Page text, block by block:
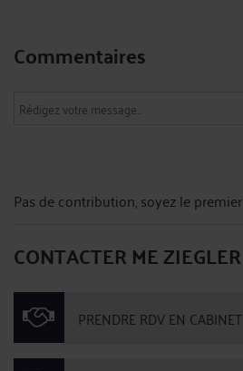
Commentaires
Pas de contribution, soyez le premier
CONTACTER ME ZIEGLER
PRENDRE RDV EN CABINET